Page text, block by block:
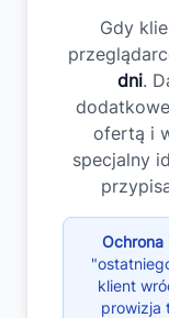
Gdy
dni.
ofertą i
specjalny
Ochrona
klient
prowizja